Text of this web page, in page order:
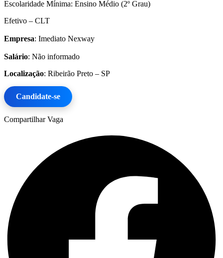
Escolaridade Mínima: Ensino Médio (2º Grau)
Efetivo – CLT
Empresa: Imediato Nexway
Salário: Não informado
Localização: Ribeirão Preto – SP
Candidate-se
Compartilhar Vaga